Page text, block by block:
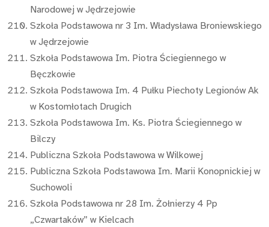
Narodowej w Jędrzejowie
Szkoła Podstawowa nr 3 Im. Władysława Broniewskiego
w Jędrzejowie
Szkoła Podstawowa Im. Piotra Ściegiennego w
Bęczkowie
Szkoła Podstawowa Im. 4 Pułku Piechoty Legionów Ak
w Kostomłotach Drugich
Szkoła Podstawowa Im. Ks. Piotra Ściegiennego w
Bilczy
Publiczna Szkoła Podstawowa w Wilkowej
Publiczna Szkoła Podstawowa Im. Marii Konopnickiej w
Suchowoli
Szkoła Podstawowa nr 28 Im. Żołnierzy 4 Pp
„Czwartaków” w Kielcach